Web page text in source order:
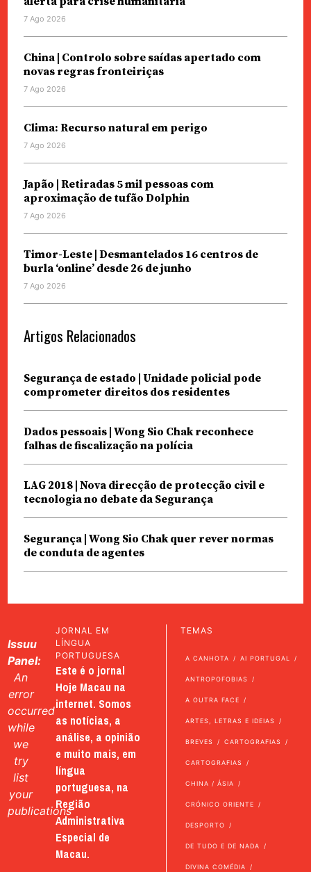
7 Ago 2026
China | Controlo sobre saídas apertado com
novas regras fronteiriças
7 Ago 2026
Clima: Recurso natural em perigo
7 Ago 2026
Japão | Retiradas 5 mil pessoas com
aproximação de tufão Dolphin
7 Ago 2026
Timor-Leste | Desmantelados 16 centros de
burla ‘online’ desde 26 de junho
7 Ago 2026
Artigos Relacionados
Segurança de estado | Unidade policial pode
comprometer direitos dos residentes
Dados pessoais | Wong Sio Chak reconhece
falhas de fiscalização na polícia
LAG 2018 | Nova direcção de protecção civil e
tecnologia no debate da Segurança
Segurança | Wong Sio Chak quer rever normas
de conduta de agentes
Issuu
Panel:
An
error
occurred
while
we
try
list
your
publications
JORNAL EM
LÍNGUA
PORTUGUESA
Este é o jornal
Hoje Macau na
internet. Somos
as notícias, a
análise, a opinião
e muito mais, em
língua
portuguesa, na
Região
Administrativa
Especial de
Macau.
TEMAS
A CANHOTA AI PORTUGAL
ANTROPOFOBIAS
A OUTRA FACE
ARTES, LETRAS E IDEIAS
BREVES CARTOGRAFIAS
CARTOGRAFIAS
CHINA / ÁSIA
CRÓNICO ORIENTE
DESPORTO
DE TUDO E DE NADA
DIVINA COMÉDIA